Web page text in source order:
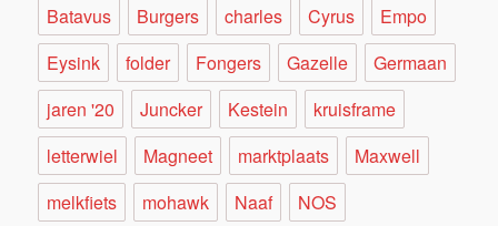
Batavus
Burgers charles Cyrus
Empo
Eysink
folder Fongers Gazelle
Germaan
jaren '20
Juncker Kestein
kruisframe
letterwiel
Magneet marktplaats
Maxwell
melkfiets
mohawk Naaf
NOS